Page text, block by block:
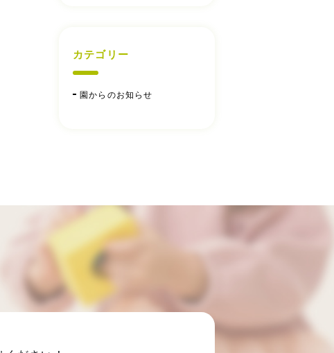
カテゴリー
園からのお知らせ